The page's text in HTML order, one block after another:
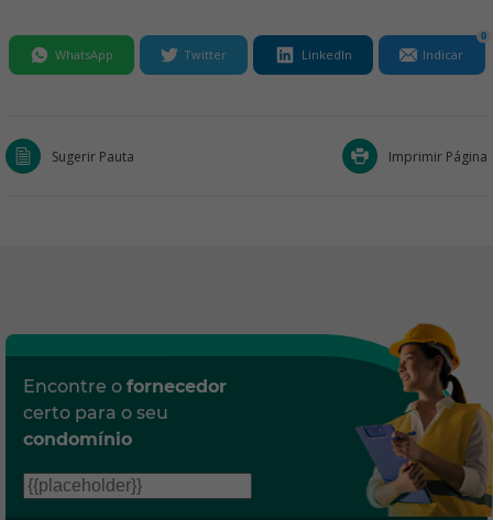
WhatsApp Twitter LinkedIn Indicar
0
Sugerir Pauta Imprimir Página
Encontre o fornecedor
certo para o seu
condomínio